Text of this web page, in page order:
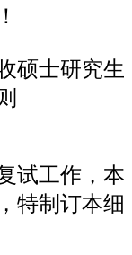
硕士研究生
试工作，本
特制订本细